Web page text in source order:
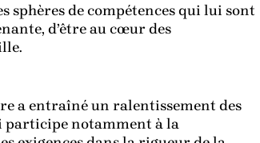
sphères de compétences qui lui sont
d’être au cœur des
a entraîné un ralentissement des
participe notamment à la